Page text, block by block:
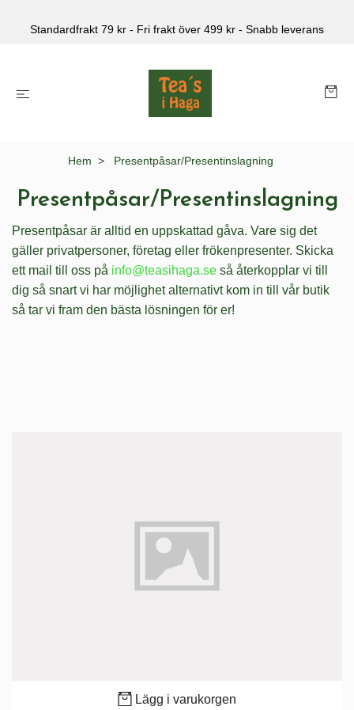
Standardfrakt 79 kr - Fri frakt över 499 kr - Snabb leverans
Hem Presentpåsar/Presentinslagning
Presentpåsar/Presentinslagning
Presentpåsar är alltid en uppskattad gåva. Vare sig det
gäller privatpersoner, företag eller frökenpresenter. Skicka
ett mail till oss på info@teasihaga.se så återkopplar vi till
dig så snart vi har möjlighet alternativt kom in till vår butik
så tar vi fram den bästa lösningen för er!
Lägg i varukorgen